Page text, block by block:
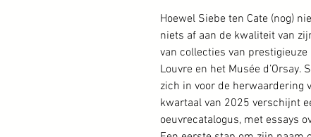
Hoewel Siebe ten Cate (nog)
niets af aan de kwaliteit van
van collecties van
Louvre en het Musée
zich in voor de herwaardering
kwartaal van 2025 verschijnt
oeuvrecatalogus, met essays